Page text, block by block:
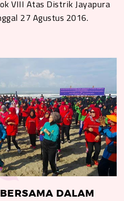
VIII Atas Distrik Jayapura
27 Agustus 2016.
DALAM